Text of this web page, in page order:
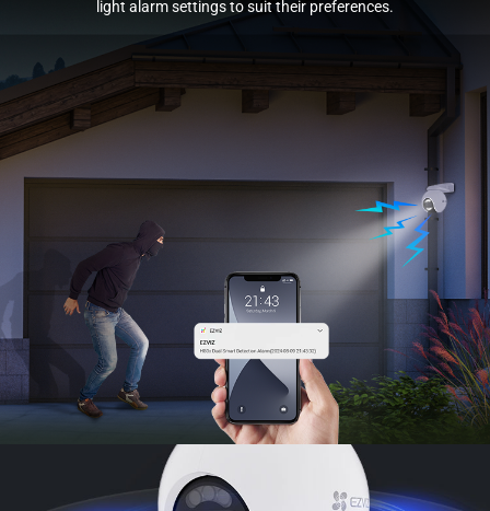
light alarm settings to suit their preferences.